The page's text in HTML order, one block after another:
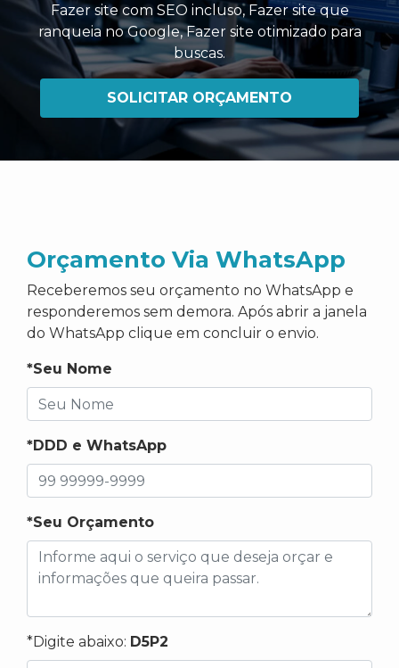
Fazer site com SEO incluso, Fazer site que
ranqueia no Google,Fazer site otimizado para
buscas.
SOLICITAR ORÇAMENTO
Orçamento Via WhatsApp
Receberemos seu orçamento no WhatsApp e
responderemos sem demora. Após abrir a janela
do WhatsApp clique em concluir o envio.
*Seu Nome
*DDD e WhatsApp
*Seu Orçamento
*Digite abaixo: D5P2